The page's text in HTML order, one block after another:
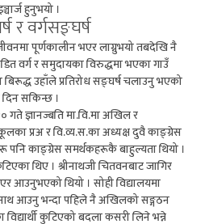
हुनुभयो ।
र वर्गसङ्घर्ष
पूर्णकालीन भएर लाग्नुभयो तबदेखि नै
वर्ग र समुदायका विरुद्धमा भएका गाउँ
उहाँले प्रतिरोध सङ्घर्ष चलाउनु भएको
सकिन्छ ।
ज्ञानज्बति मा.वि.मा अखिल र
प्रअ र वि.व्य.स.का अध्यक्ष दुवै काङ्ग्रेस
पनि काङ्ग्रेस समर्थकहरूकै बाहुल्यता थियो ।
थिए । श्रीनाथजी चितवनबाट जागिर
आउनुभएको थियो । सोही विद्यालयमा
आउनु भन्दा पहिले नै अखिलको सङ्गठन
कुटिएको बदला कसरी लिने भन्ने